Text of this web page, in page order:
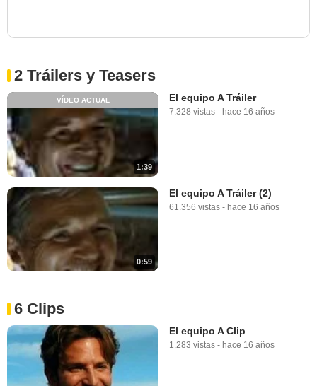
2 Tráilers y Teasers
1:39
VÍDEO ACTUAL El equipo A Tráiler
7.328 vistas - hace 16 años
0:59
El equipo A Tráiler (2)
61.356 vistas - hace 16 años
6 Clips
El equipo A Clip
1.283 vistas - hace 16 años